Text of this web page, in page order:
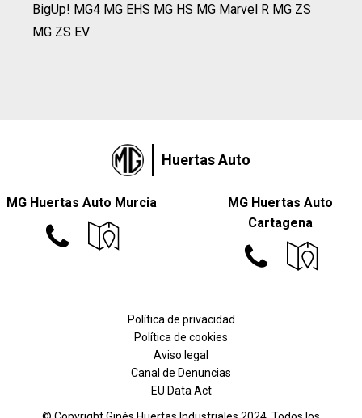
BigUp! MG4 MG EHS MG HS MG Marvel R MG ZS
MG ZS EV
Huertas Auto
MG Huertas Auto Murcia
MG Huertas Auto
Cartagena
Política de privacidad
Política de cookies
Aviso legal
Canal de Denuncias
EU Data Act